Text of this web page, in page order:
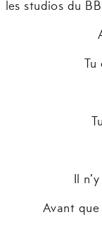
les studios du
Il
Avant que